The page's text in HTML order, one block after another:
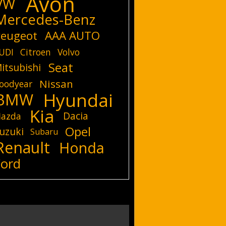
Benz
AAA AUTO
Citroen Volvo
Seat
Nissan
Hyundai
Kia
Dacia
Subaru Opel
Honda